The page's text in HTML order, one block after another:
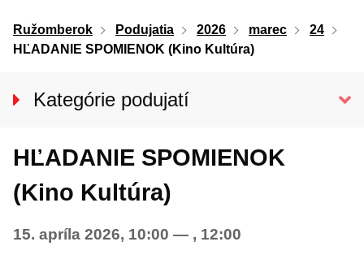
Ružomberok Podujatia 2026 marec
24
HĽADANIE SPOMIENOK (Kino Kultúra)
Kategórie podujatí
KINO KULTÚRA
Divadlo
Šport
HĽADANIE SPOMIENOK
(Kino Kultúra)
15. apríla 2026, 10:00 — , 12:00